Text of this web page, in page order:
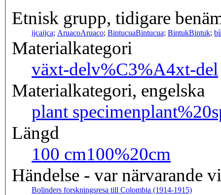
Etnisk grupp, tidigare
ijcaijca; AruacoAruaco; BintucuaBintucua; BintukBintuk;
Materialkategori
växt-delv%C3%A4xt-del
Materialkategori, engelska
plant specimen
Längd
100 cm100%20cm
Händelse - var närvarande
Bolinders forskningsresa till Colombia (1914-1915)